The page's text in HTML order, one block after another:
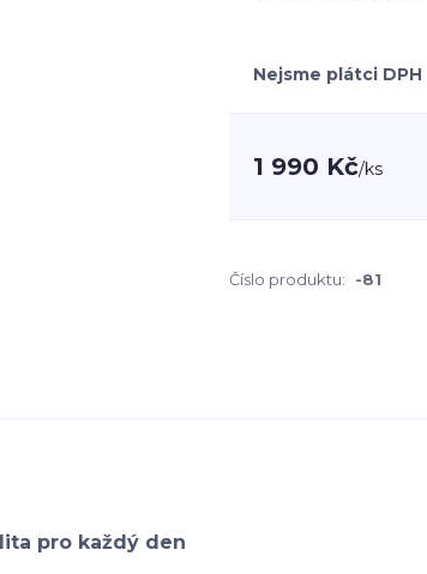
Nejsme plátci DPH
1 990 Kč/ks
Číslo produktu: -81
pro každý den